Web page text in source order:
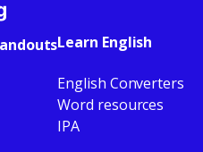
Learn English
English Converters
Word resources
IPA